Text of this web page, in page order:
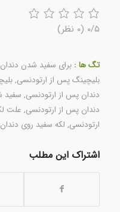
۰/۵ (۰ نظر)
تگ ها : برای سفید شدن
بلیچینگ پس از ارتودنسی,
دندان پس از ارتودنسی, سفید
دندان پس از ارتودنسی, علت
ارتودنسی, لکه سفید روی
اشتراک این مطلب